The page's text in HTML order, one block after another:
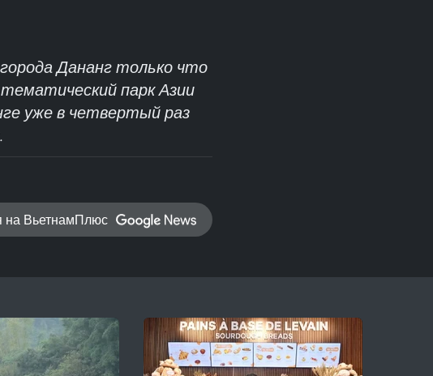
города Дананг только что
парк Азии
уже в четвертый раз
на ВьетнамПлюс